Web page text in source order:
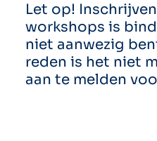
Let op!
workshops is
niet aanwezig
reden is het niet
aan te melden